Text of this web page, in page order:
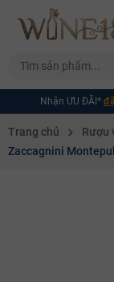
Nhận ƯU ĐÃI*
Trang chủ Rượu
Zaccagnini